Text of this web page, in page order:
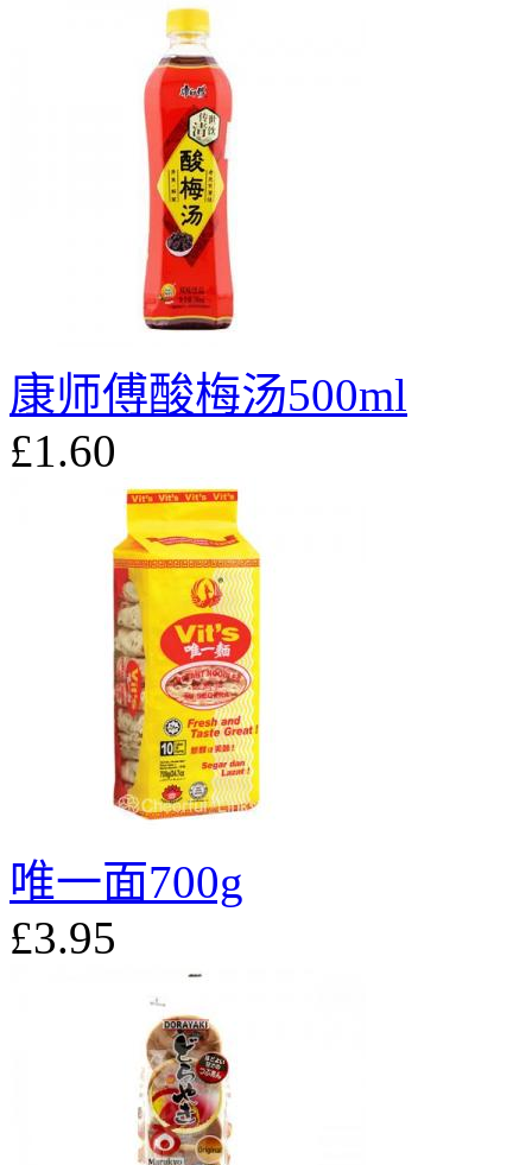
康师傅酸梅汤500ml
£1.60
唯一面700g
£3.95